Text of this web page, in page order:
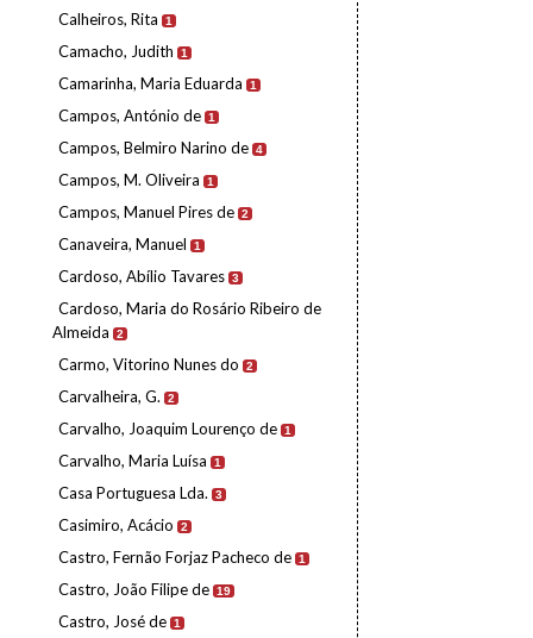
Calheiros, Rita 1
Camacho, Judith 1
Camarinha, Maria Eduarda 1
Campos, António de 1
Campos, Belmiro Narino de 4
Campos, M. Oliveira 1
Campos, Manuel Pires de 2
Canaveira, Manuel 1
Cardoso, Abílio Tavares 3
Cardoso, Maria do Rosário Ribeiro de
Almeida
2
Carmo, Vitorino Nunes do 2
Carvalheira, G. 2
Carvalho, Joaquim Lourenço de 1
Carvalho, Maria Luísa 1
Casa Portuguesa Lda. 3
Casimiro, Acácio 2
Castro, Fernão Forjaz Pacheco de 1
Castro, João Filipe de 19
Castro, José de 1